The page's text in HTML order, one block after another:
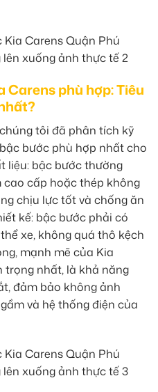
Carens phù hợp: Tiêu
tôi đã phân tích kỹ
bước phù hợp nhất cho
liệu: bậc bước thường
cấp hoặc thép không
chịu lực tốt và chống ăn
kế: bậc bước phải có
xe, không quá thô kệch
mạnh mẽ của Kia
trọng nhất, là khả năng
đảm bảo không ảnh
và hệ thống điện của